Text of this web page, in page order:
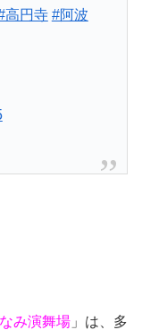
高円寺 #阿波
み演舞場 」は、多